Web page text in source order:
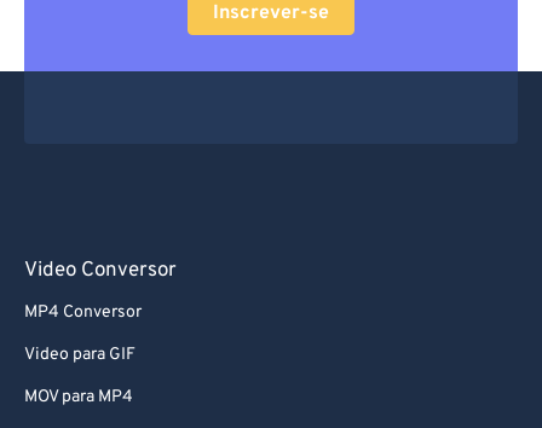
Inscrever-se
Video Conversor
MP4 Conversor
Video para GIF
MOV para MP4